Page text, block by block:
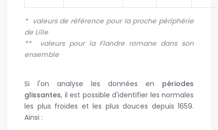
* valeurs de référence pour la proche périphérie
de Lille
** valeurs pour la Flandre romane dans son
ensemble
Si l'on analyse les données en périodes
glissantes, il est possible d'identifier les normales
les plus froides et les plus douces depuis 1659.
Ainsi :